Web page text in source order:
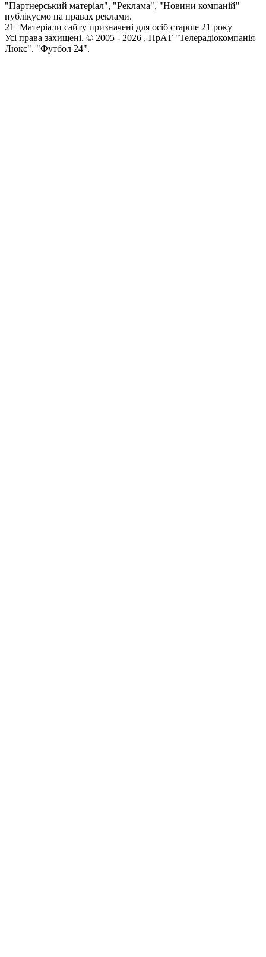
"Партнерський матеріал", "Реклама", "Новини компаній"
публікуємо на правах реклами.
21+Матеріали сайту призначені для осіб старше 21 року
Усi права захищенi. © 2005 - 2026 , ПрАТ "Телерадіокомпанія
Люкс". "Футбол 24".